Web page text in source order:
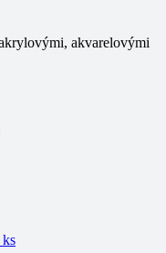
akvarelovými